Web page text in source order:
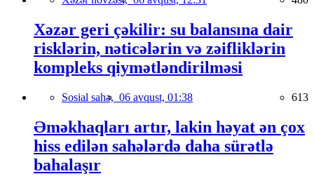
Xəzər geri çəkilir: su balansına dair
risklərin, nəticələrin və zəifliklərin
kompleks qiymətləndirilməsi
Sosial sahə, 06 avqust, 01:38 613
Əməkhaqları artır, lakin həyat ən çox
hiss edilən sahələrdə daha sürətlə
bahalaşır